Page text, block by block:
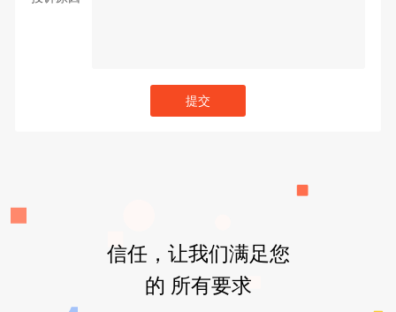
提交
信任，让我们满足您
的 所有要求